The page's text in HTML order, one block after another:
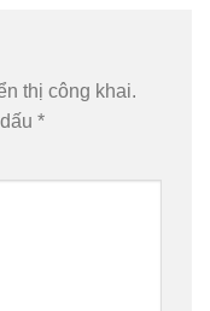
thị công khai.
*